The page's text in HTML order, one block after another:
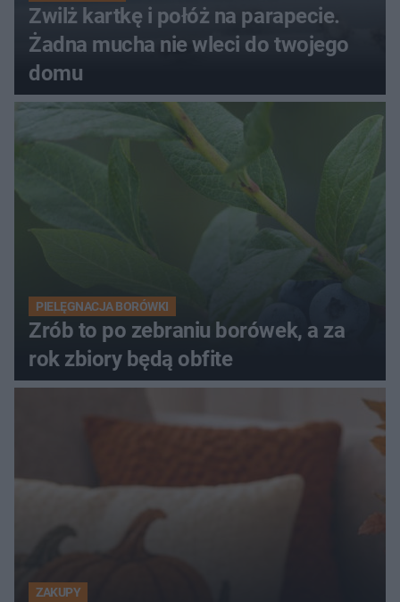
Zwilż kartkę i połóż na parapecie.
Żadna mucha nie wleci do twojego
domu
PIELĘGNACJA BORÓWKI
Zrób to po zebraniu borówek, a za
rok zbiory będą obfite
ZAKUPY